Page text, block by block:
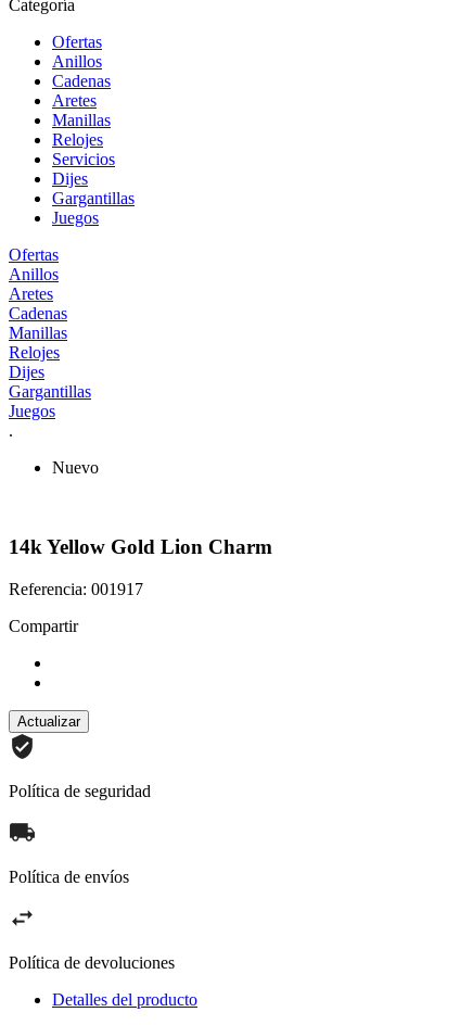
Categoría
Ofertas
Anillos
Cadenas
Aretes
Manillas
Relojes
Servicios
Dijes
Gargantillas
Juegos
Ofertas
Anillos
Aretes
Cadenas
Manillas
Relojes
Dijes
Gargantillas
Juegos
.
Nuevo
14k Yellow Gold Lion Charm
Referencia: 001917
Compartir
Política de seguridad
Política de envíos
Política de devoluciones
Detalles del producto